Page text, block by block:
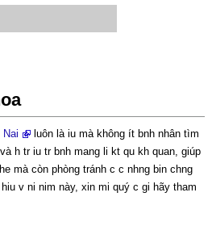
luôn là iu mà không ít bnh nhân tìm
h tr iu tr bnh mang li kt qu kh quan, giúp
mà còn phòng tránh c c nhng bin chng
v ni nim này, xin mi quý c gi hãy tham